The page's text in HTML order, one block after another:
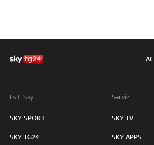
I siti Sky:
SKY SPORT
SKY TG24
Servizi:
SKY TV
SKY APPS